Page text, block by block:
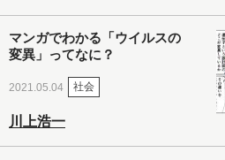
マンガでわかる「ウイルスの
変異」ってなに？
2021.05.04 社会
川上浩一